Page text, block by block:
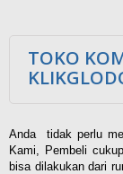
TOKO
Anda tidak perlu
Kami, Pembeli
bisa dilakukan dari